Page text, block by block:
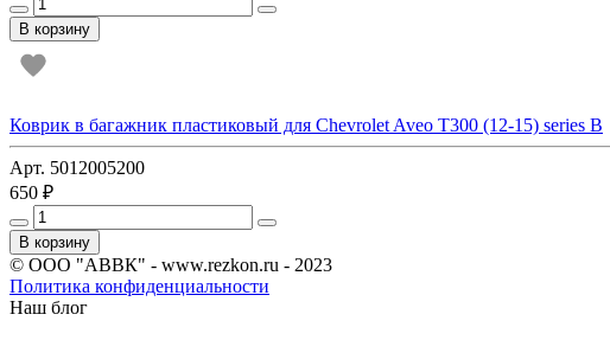
В корзину
Коврик в багажник пластиковый для Chevrolet Aveo T300 (12-15) series B
Арт. 5012005200
650 ₽
В корзину
© ООО "АВВК" - www.rezkon.ru - 2023
Политика конфиденциальности
Наш блог